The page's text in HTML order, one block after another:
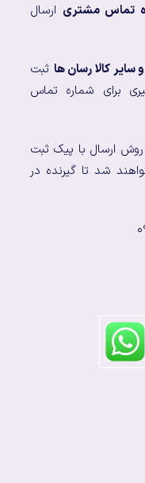
تماس مشتری ارسال
کالا رسان ها ثبت
برای شماره تماس
ارسال با پیک ثبت
شد تا گیرنده در